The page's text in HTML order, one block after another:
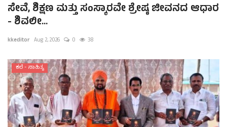
ಸೇವೆ, ಶಿಕ್ಷಣ ಮತ್ತು ಸಂಸ್ಕಾರವೇ ಶ್ರೇಷ್ಠ ಜೀವನದ ಆಧಾರ
- ಶಿವಲೀ...
kkeditor Aug 2, 2026 0 38
ಕಲೆ - ಸಾಹಿತ್ಯ